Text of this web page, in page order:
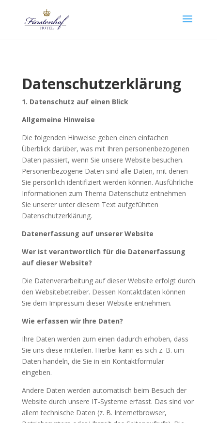
Datenschutzerklärung
1. Datenschutz auf einen Blick
Allgemeine Hinweise
Die folgenden Hinweise geben einen einfachen
Überblick darüber, was mit Ihren personenbezogenen
Daten passiert, wenn Sie unsere Website besuchen.
Personenbezogene Daten sind alle Daten, mit denen
Sie persönlich identifiziert werden können. Ausführliche
Informationen zum Thema Datenschutz entnehmen
Sie unserer unter diesem Text aufgeführten
Datenschutzerklärung.
Datenerfassung auf unserer Website
Wer ist verantwortlich für die Datenerfassung
auf dieser Website?
Die Datenverarbeitung auf dieser Website erfolgt durch
den Websitebetreiber. Dessen Kontaktdaten können
Sie dem Impressum dieser Website entnehmen.
Wie erfassen wir Ihre Daten?
Ihre Daten werden zum einen dadurch erhoben, dass
Sie uns diese mitteilen. Hierbei kann es sich z. B. um
Daten handeln, die Sie in ein Kontaktformular
eingeben.
Andere Daten werden automatisch beim Besuch der
Website durch unsere IT-Systeme erfasst. Das sind vor
allem technische Daten (z. B. Internetbrowser,